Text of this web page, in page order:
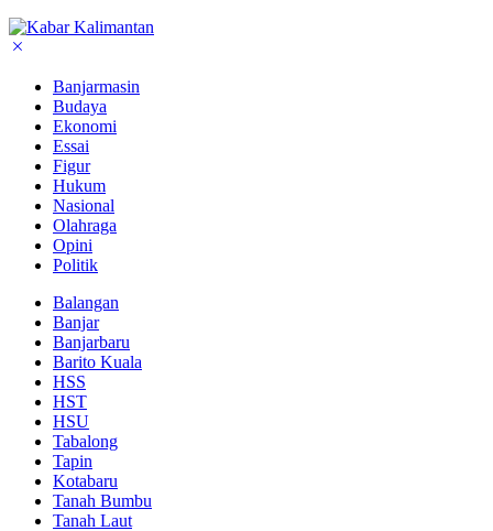
Banjarmasin
Budaya
Ekonomi
Essai
Figur
Hukum
Nasional
Olahraga
Opini
Politik
Balangan
Banjar
Banjarbaru
Barito Kuala
HSS
HST
HSU
Tabalong
Tapin
Kotabaru
Tanah Bumbu
Tanah Laut